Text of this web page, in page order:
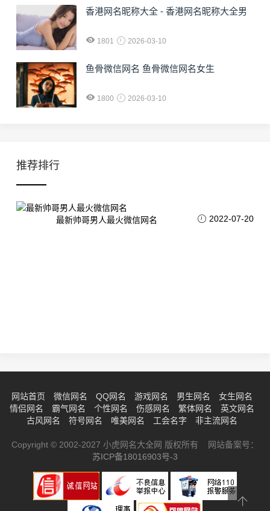
香港网名昵称大全 - 香港网名昵称大全男
1801 2026-03-10
鱼骨微信网名 鱼骨微信网名女生
1800 2026-03-10
推荐排行
最新帅哥男人最火微信网名 2022-07-20
网站首页 微信网名 QQ网名 游戏网名 男生网名
女生网名
情侣网名
霸气网名 个性网名 伤感网名 繁体网名
英文网名
古风网名
符号网名 唯美网名 工会名字 非主流网名
Copyright © 2002-2027 小虎网名大全网 版权所有 网站备案号：
苏ICP备18016903号-3